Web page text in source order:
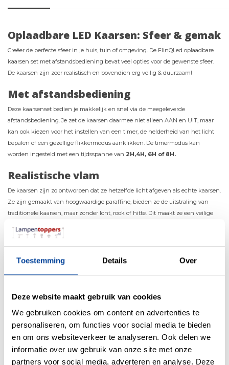
Toestemming Details Over
Deze website maakt gebruik van cookies
We gebruiken cookies om content en advertenties te
personaliseren, om functies voor social media te bieden
en om ons websiteverkeer te analyseren. Ook delen we
informatie over uw gebruik van onze site met onze
partners voor social media, adverteren en analyse. Deze
Oplaadbare LED Kaarsen: Sfeer & gemak
Creëer de perfecte sfeer in je huis, tuin of omgeving. De FlinQLed oplaadbare
kaarsen set met afstandsbediening bevat veel opties voor de gewenste sfeer.
De kaarsen zijn zeer realistisch en bovendien erg veilig & duurzaam!
Met afstandsbediening
Deze kaarsenset bedien je makkelijk en snel via de meegeleverde
afstandsbediening. Je zet de kaarsen daarmee niet alleen AAN en UIT, maar
kan ook kiezen voor het instellen van een timer, de helderheid van het licht
bepalen of een gezellige flikkermodus aanklikken. De timermodus kan
worden ingesteld met een tijdsspanne van 2H,4H, 6H of 8H.
Realistische vlam
De kaarsen zijn zo ontworpen dat ze hetzelfde licht afgeven als echte kaarsen.
Ze zijn gemaakt van hoogwaardige paraffine, bieden ze de uitstraling van
traditionele kaarsen, maar zonder lont, rook of hitte. Dit maakt ze een veilige
zorgen hoeft te maken over brand gevaar.
Geschikt voor elke ruimte
een anderehoogte: 10cm, 12cm en 15cm. Dit geeft een gezellige en
slaapkamer, kantoor, of zelfs de badkamer voor een rustgevende sfeer. De led
kaarsen passen perfect in de kerstperiode, maar zijn net goed te gebruiken in
de zomer of lente op het terras of in de tuin.
Ze zijn niet waterdicht, dus gebruik ze buiten bereik van vocht. Creëer altijd de